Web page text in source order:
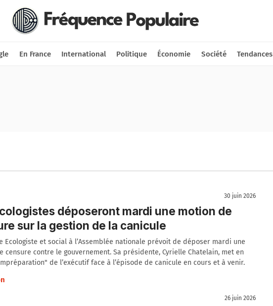
En France International Politique Économie Société Tendances
Nous soutenir
30 juin 2026
déposeront mardi une motion de
sur la gestion de la canicule
Ecologiste et social à l’Assemblée nationale prévoit de déposer mardi une
censure contre le gouvernement. Sa présidente, Cyrielle Chatelain, met en
de l’exécutif face à l’épisode de canicule en cours et à venir.
26 juin 2026